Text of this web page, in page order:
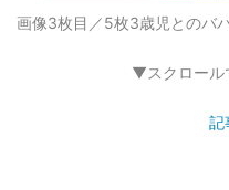
画像3枚目／5枚3歳児とのバ
▼スクロール
記